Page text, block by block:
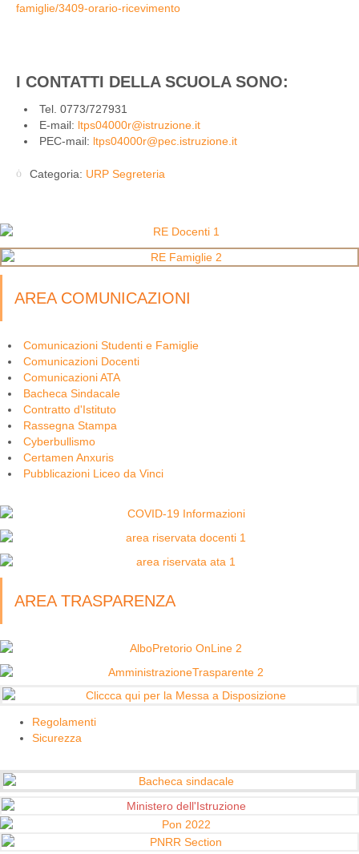
famiglie/3409-orario-ricevimento
I CONTATTI DELLA SCUOLA SONO:
Tel. 0773/727931
E-mail: ltps04000r@istruzione.it
PEC-mail: ltps04000r@pec.istruzione.it
Categoria: URP Segreteria
AREA COMUNICAZIONI
Comunicazioni Studenti e Famiglie
Comunicazioni Docenti
Comunicazioni ATA
Bacheca Sindacale
Contratto d'Istituto
Rassegna Stampa
Cyberbullismo
Certamen Anxuris
Pubblicazioni Liceo da Vinci
AREA TRASPARENZA
Regolamenti
Sicurezza